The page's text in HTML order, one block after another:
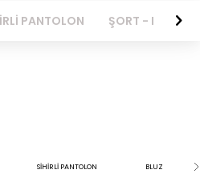
ŞORT - BERMUDA
SİHİRLİ PANTOLON BLUZ